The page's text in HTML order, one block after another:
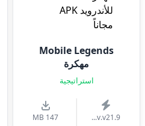
Mobile Legends
مهكرة
استراتيجية
v.v21.9...
147 MB